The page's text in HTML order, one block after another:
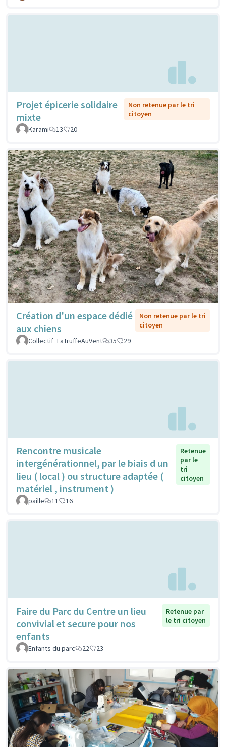
Projet épicerie solidaire
mixte
Non retenue par le tri
citoyen
Karami
13 20
Création d'un espace dédié
aux chiens
Non retenue par le tri
citoyen
Collectif_LaTruffeAuVent
35 29
Rencontre musicale
intergénérationnel, par le biais d un
lieu ( local ) ou structure adaptée (
matériel , instrument )
Retenue
par le
tri
citoyen
paille 11 16
Faire du Parc du Centre un lieu
convivial et secure pour nos
enfants
Retenue par
le tri citoyen
Enfants du parc 22 23